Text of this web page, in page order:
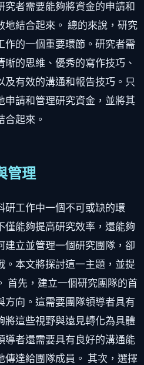
究者需要能夠將資金的申請和
地結合起來。 總的來說，研究
作的一個重要環節。研究者需
的思維、優秀的寫作技巧、
及有效的溝通和報告技巧。只
申請和管理研究資金，並將其
合起來。
管理
研工作中一個不可或缺的環
僅能夠提高研究效率，還能夠
建立並管理一個研究團隊，卻
。本文將探討這一主題，並提
首先，建立一個研究團隊的首
方向。這需要團隊領導者具有
將這些視野與遠見轉化為具體
導者還需要具有良好的溝通能
傳達給團隊成員。 其次，選擇